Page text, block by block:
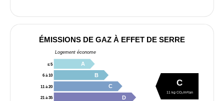
ÉMISSIONS DE GAZ À EFFET DE SERRE
Logement économe
≤ 5 A
6 à 10 B
11 à 20 C
21 à 35 D
C
11 kg CO₂/m²/an